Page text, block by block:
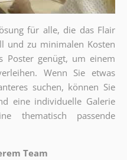
für alle, die das Flair
und zu minimalen Kosten
Poster genügt, um einem
Wenn Sie etwas
suchen, können Sie
eine individuelle Galerie
thematisch passende
Team